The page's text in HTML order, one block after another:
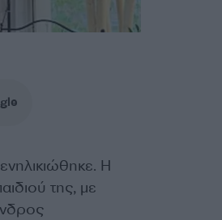
Η
της, με